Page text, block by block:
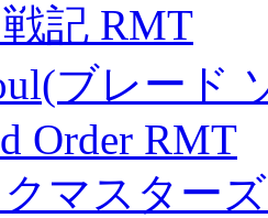
記 RMT
ブレード
Order RMT
マスター